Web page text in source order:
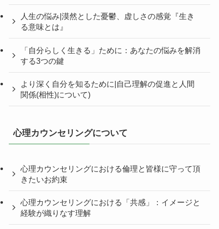
人生の悩み|漠然とした憂鬱、虚しさの感覚『生き
る意味とは』
「自分らしく生きる」ために：あなたの悩みを解消
する3つの鍵
より深く自分を知るために|自己理解の促進と人間
関係(相性)について)
心理カウンセリングについて
心理カウンセリングにおける倫理と皆様に守って頂
きたいお約束
心理カウンセリングにおける「共感」：イメージと
経験が織りなす理解